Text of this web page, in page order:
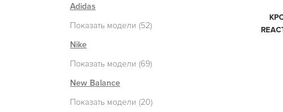
Adidas
Показать модели (52)
Nike
Показать модели (69)
New Balance
Показать модели (20)